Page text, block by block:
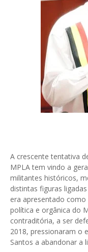
A crescente tentativa
MPLA tem vindo a
militantes históricos,
distintas figuras
era apresentado
política e orgânica do
contraditória, a ser
2018, pressionaram o
Santos a abandonar a